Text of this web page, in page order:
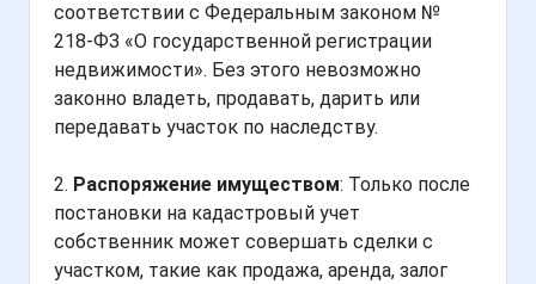
соответствии с Федеральным законом №
218-ФЗ «О государственной регистрации
недвижимости». Без этого невозможно
законно владеть, продавать, дарить или
передавать участок по наследству.
2. Распоряжение имуществом: Только после
постановки на кадастровый учет
собственник может совершать сделки с
участком, такие как продажа, аренда, залог